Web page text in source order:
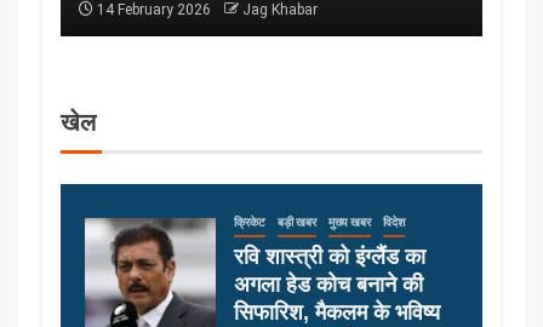
14 February 2026 Jag Khabar
खेल
क्रिकेट बड़ी खबर मुख्य खबर विदेश
रवि शास्त्री को इंग्लैंड का
अगला हेड कोच बनाने की
सिफारिश, मैकलम के भविष्य